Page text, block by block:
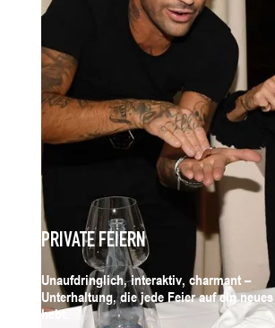
PRIVATE FEIERN
Unaufdringlich, interaktiv, charmant –
Unterhaltung, die jede Feier auf ein
hebt.